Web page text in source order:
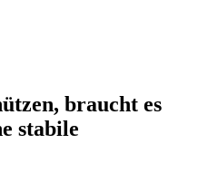
braucht es
stabile